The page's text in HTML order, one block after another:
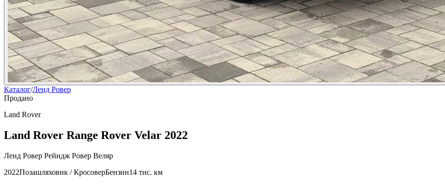
Каталог/Ленд Ровер
Продано
Land Rover
Land Rover Range Rover Velar 2022
Ленд Ровер Рейндж Ровер Веляр
2022Позашляховик / КросоверБензин14 тис. км